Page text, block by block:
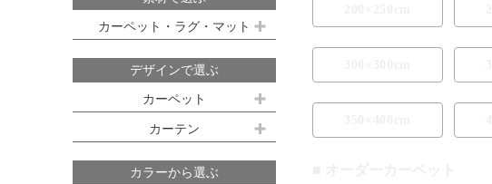
本間 8畳(382x382cm)
その他のサイズ
廊下敷き
約250ｘ350cm
約300ｘ300cm
約300ｘ350cm
約350ｘ350cm
約350ｘ400cm
約350ｘ450cm
100ｘ133cm
100ｘ176cm
100ｘ198cm
オーダーカーペットの測り方
オーダーカーテンの測り方
アレルブロック
制電
日本製
ホットカーペット・床暖房対応
アレルブロック
形態安定加工
形状記憶加工
日本製
カーペット・ラグ・マット
ナイロン
ウール
デザインで選ぶ
カーペット
ストライプ＆ボーダー
円形
カーテン
北欧デザイン
カラーから選ぶ